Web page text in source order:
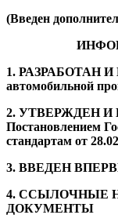
(Введен
1. РАЗРАБОТАН И
автомобильной
2. УТВЕРЖДЕН И
Постановлением
стандартам от
3. ВВЕДЕН
4. ССЫЛОЧНЫЕ
ДОКУМЕНТЫ